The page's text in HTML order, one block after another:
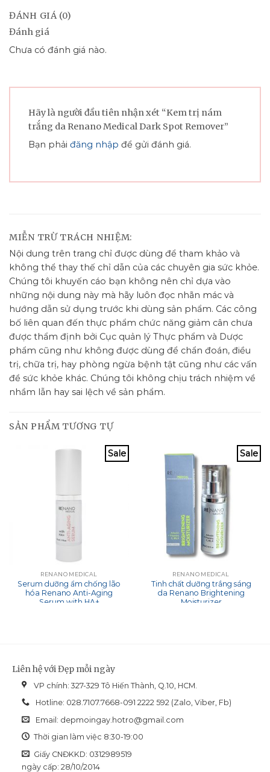
ĐÁNH GIÁ (0)
Đánh giá
Chưa có đánh giá nào.
Hãy là người đầu tiên nhận xét “Kem trị nám
trắng da Renano Medical Dark Spot Remover”
Bạn phải đăng nhập để gửi đánh giá.
MIỄN TRỪ TRÁCH NHIỆM:
Nội dung trên trang chỉ được dùng để tham khảo và
không thể thay thế chỉ dẫn của các chuyên gia sức khỏe.
Chúng tôi khuyến cáo bạn không nên chỉ dựa vào
những nội dung này mà hãy luôn đọc nhãn mác và
hướng dẫn sử dụng trước khi dùng sản phẩm. Các công
bố liên quan đến thực phẩm chức năng giảm cân chưa
được thẩm định bởi Cục quản lý Thực phẩm và Dược
phẩm cũng như không được dùng để chẩn đoán, điều
trị, chữa trị, hay phòng ngừa bệnh tật cũng như các vấn
đề sức khỏe khác. Chúng tôi không chịu trách nhiệm về
nhầm lẫn hay sai lệch về sản phẩm.
SẢN PHẨM TƯƠNG TỰ
Sale
RENANO MEDICAL
Serum dưỡng ẩm chống lão
hóa Renano Anti-Aging
Serum with HA+
Sale
RENANO MEDICAL
Tinh chất dưỡng trắng sáng
da Renano Brightening
Moisturizer
Liên hệ với Đẹp mỗi ngày
VP chính: 327-329 Tô Hiến Thành, Q.10, HCM.
Hotline: 028.7107.7668-091 2222 592 (Zalo, Viber, Fb)
Email: depmoingay.hotro@gmail.com
Thời gian làm việc 8:30-19:00
Giấy CNĐKKD: 0312989519
ngày cấp: 28/10/2014